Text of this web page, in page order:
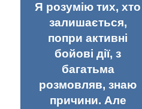
Я розумію тих, хто
залишається,
попри активні
бойові дії, з
багатьма
розмовляв, знаю
причини. Але